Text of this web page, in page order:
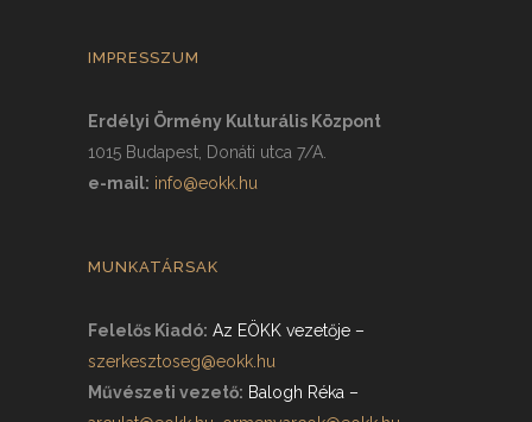
IMPRESSZUM
Erdélyi Örmény Kulturális Központ
1015 Budapest, Donáti utca 7/A.
e-mail: info@eokk.hu
MUNKATÁRSAK
Felelős Kiadó: Az EÖKK vezetője –
szerkesztoseg@eokk.hu
Művészeti vezető: Balogh Réka –